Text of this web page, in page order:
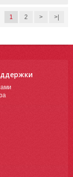
1 2 > >|